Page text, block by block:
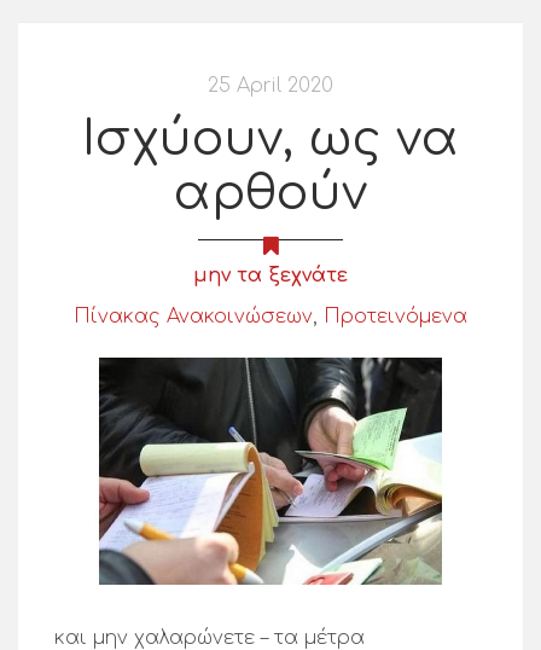
25 April 2020
Ισχύουν, ως να
αρθούν
μην τα ξεχνάτε
Πίνακας Ανακοινώσεων, Προτεινόμενα
και μην χαλαρώνετε – τα μέτρα